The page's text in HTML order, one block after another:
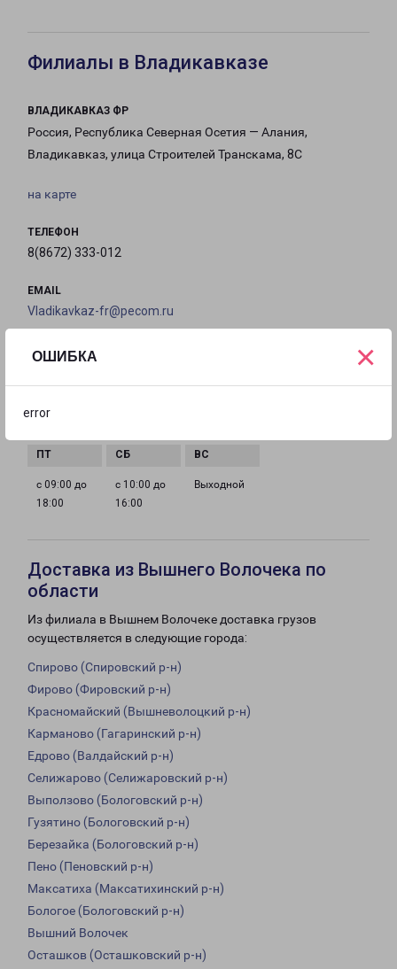
ОШИБКА
error
×
Филиалы в Владикавказе
ВЛАДИКАВКАЗ ФР
Россия, Республика Северная Осетия — Алания,
Владикавказ, улица Строителей Транскама, 8С
на карте
ТЕЛЕФОН
8(8672) 333-012
EMAIL
Vladikavkaz-fr@pecom.ru
ГРАФИК РАБОТЫ
с 09:00 до
с 09:00 до
18:00
с 10:00 до
16:00
Выходной
Доставка из Вышнего Волочека по
области
Из филиала в Вышнем Волочеке доставка грузов
осуществляется в следующие города:
Спирово (Спировский р-н)
Фирово (Фировский р-н)
Красномайский (Вышневолоцкий р-н)
Карманово (Гагаринский р-н)
Едрово (Валдайский р-н)
Селижарово (Селижаровский р-н)
Выползово (Бологовский р-н)
Гузятино (Бологовский р-н)
Березайка (Бологовский р-н)
Пено (Пеновский р-н)
Максатиха (Максатихинский р-н)
Бологое (Бологовский р-н)
Вышний Волочек
Осташков (Осташковский р-н)